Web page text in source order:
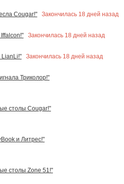
Cougar!"
Закончилась 18 дней назад
Закончилась 18 дней назад
Закончилась 18 дней назад
Триколор!"
столы Cougar!"
и Литрес!"
столы Zone 51!"